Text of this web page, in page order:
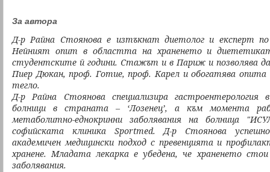
За автора
Д-р Райна Стоянова е изтъкнат диетолог и експерт по
Нейният опит в областта на храненето и
студентските й години. Стажът и в Париж и позволява
Пиер Дюкан, проф. Готие, проф. Карел и обогатява
тегло.
Д-р Райна Стоянова специализира
болници в страната – ‘Лозенец’, а към момента
метаболитно-еднокринни заболявания на болница
софийската клиника Sportmed. Д-р Стоянова
академичен медицински подход с превенцията и
хранене. Младата лекарка е убедена, че храненето
заболявания.